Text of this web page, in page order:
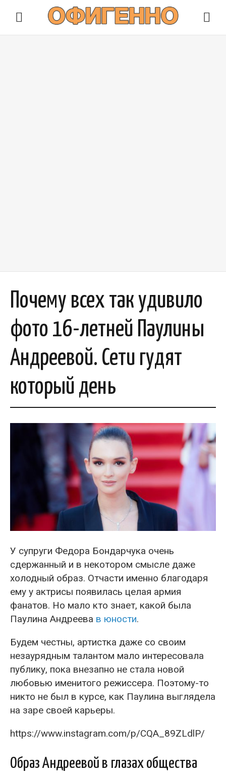
Почему всех так удивило
фото 16-летней Паулины
Андреевой. Сети гудят
который день
У супруги Федора Бондарчука очень
сдержанный и в некотором смысле даже
холодный образ. Отчасти именно благодаря
ему у актрисы появилась целая армия
фанатов. Но мало кто знает, какой была
Паулина Андреева в юности.
Будем честны, артистка даже со своим
незаурядным талантом мало интересовала
публику, пока внезапно не стала новой
любовью именитого режиссера. Поэтому-то
никто не был в курсе, как Паулина выглядела
на заре своей карьеры.
https://www.instagram.com/p/CQA_89ZLdlP/
Образ Андреевой в глазах общества